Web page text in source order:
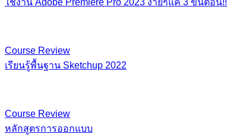
Course Review
เรียนรู้พื้นฐาน​ Sketchup​ 2022
Course Review
หลักสูตรการออกแบบ